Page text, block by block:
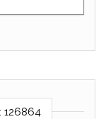
126864